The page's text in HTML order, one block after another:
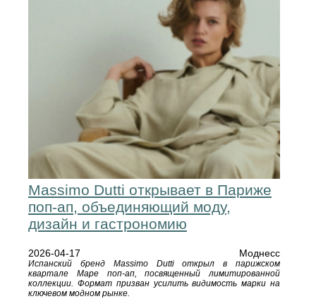
Massimo Dutti открывает в Париже
поп-ап, объединяющий моду,
дизайн и гастрономию
2026-04-17 Моднесс
Испанский бренд Massimo Dutti открыл в парижском
квартале Маре поп-ап, посвященный лимитированной
коллекции. Формат призван усилить видимость марки на
ключевом модном рынке.